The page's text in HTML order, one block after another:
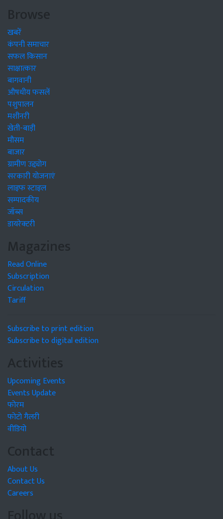
Browse
खबरें
कंपनी समाचार
सफल किसान
साक्षात्कार
बागवानी
औषधीय फसलें
पशुपालन
मशीनरी
खेती-बाड़ी
मौसम
बाजार
ग्रामीण उद्द्योग
सरकारी योजनाएं
लाइफ स्टाइल
सम्पादकीय
जॉब्स
डायरेक्टरी
Magazines
Read Online
Subscription
Circulation
Tariff
Subscribe to print edition
Subscribe to digital edition
Activities
Upcoming Events
Events Update
फोरम
फोटो गैलरी
वीडियो
Contact
About Us
Contact Us
Careers